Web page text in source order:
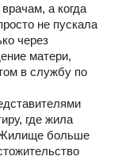
а когда
не пускала
через
матери,
в службу по
где жила
Жилище больше